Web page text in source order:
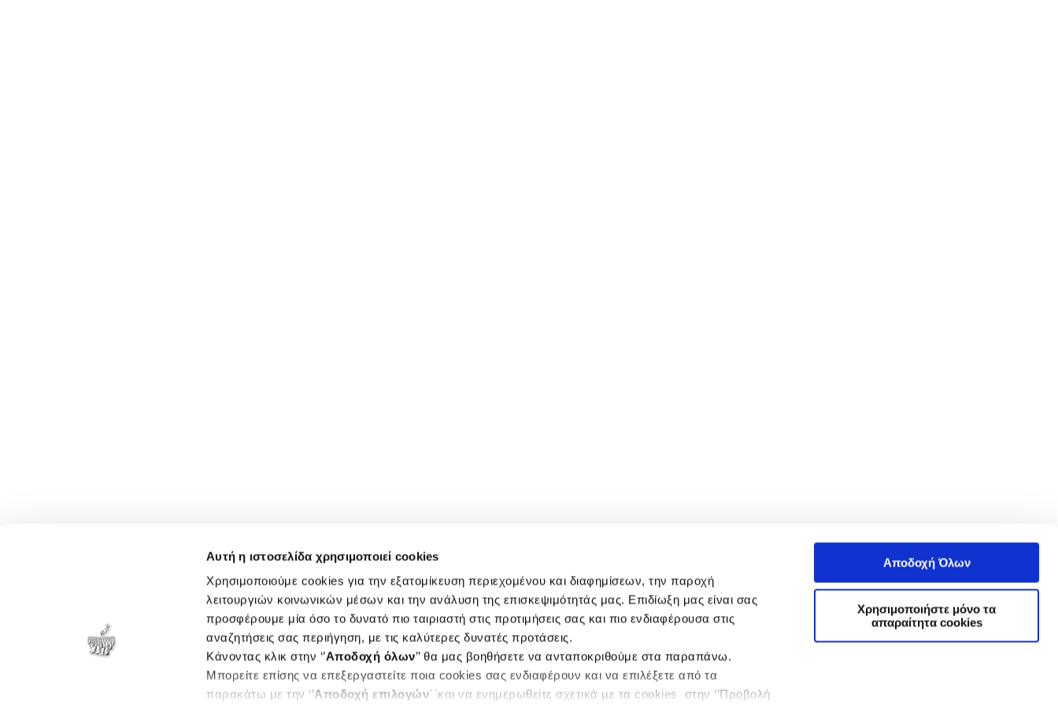
Αυτή η ιστοσελίδα χρησιμοποιεί cookies
Χρησιμοποιούμε cookies για την εξατομίκευση περιεχομένου και διαφημίσεων, την παροχή
λειτουργιών κοινωνικών μέσων και την ανάλυση της επισκεψιμότητάς μας. Επιδίωξη μας είναι σας
προσφέρουμε μία όσο το δυνατό πιο ταιριαστή στις προτιμήσεις σας και πιο ενδιαφέρουσα στις
αναζητήσεις σας περιήγηση, με τις καλύτερες δυνατές προτάσεις.
Κάνοντας κλικ στην ‘’Αποδοχή όλων’’ θα μας βοηθήσετε να ανταποκριθούμε στα παραπάνω.
Μπορείτε επίσης να επεξεργαστείτε ποια cookies σας ενδιαφέρουν και να επιλέξετε από τα
παρακάτω με την ‘’Αποδοχή επιλογών΄΄και να ενημερωθείτε σχετικά με τα cookies στην ‘’Προβολή
Αποδοχή Όλων
Χρησιμοποιήστε μόνο τα
απαραίτητα cookies